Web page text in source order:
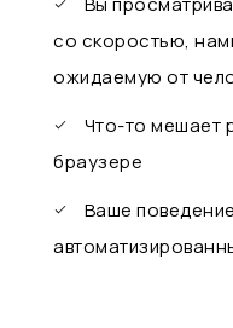
со скоростью,
ожидаемую от
Что-то мешает
браузере
Ваше